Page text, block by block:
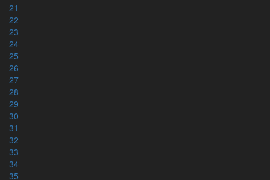
21
22
23
24
25
26
27
28
29
30
31
32
33
34
35
Arameiskt/svenskt lexikon
Hebreiskt/svenskt lexikon
Kategorier
Hebreiska alfabetet
Grekiska alfabetet
Tryckta utgåvor
Helbibel
NT+ (tre olika färger)
Rut & Ester
Ruth & Esther (engelska)